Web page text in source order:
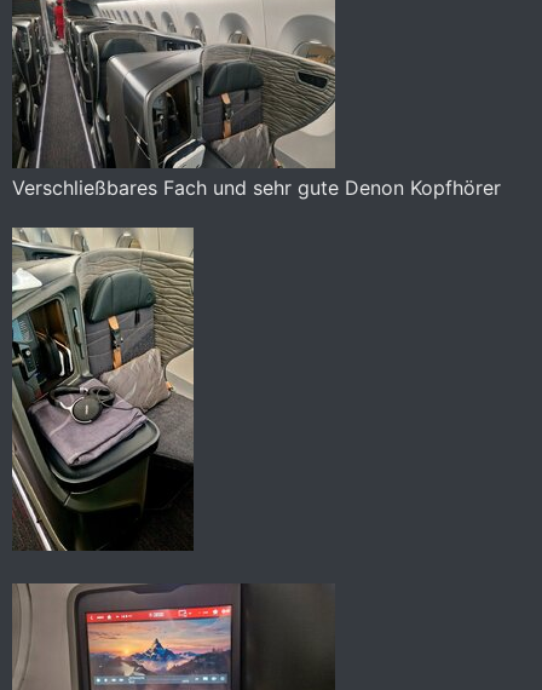
Verschließbares Fach und sehr gute Denon Kopfhörer